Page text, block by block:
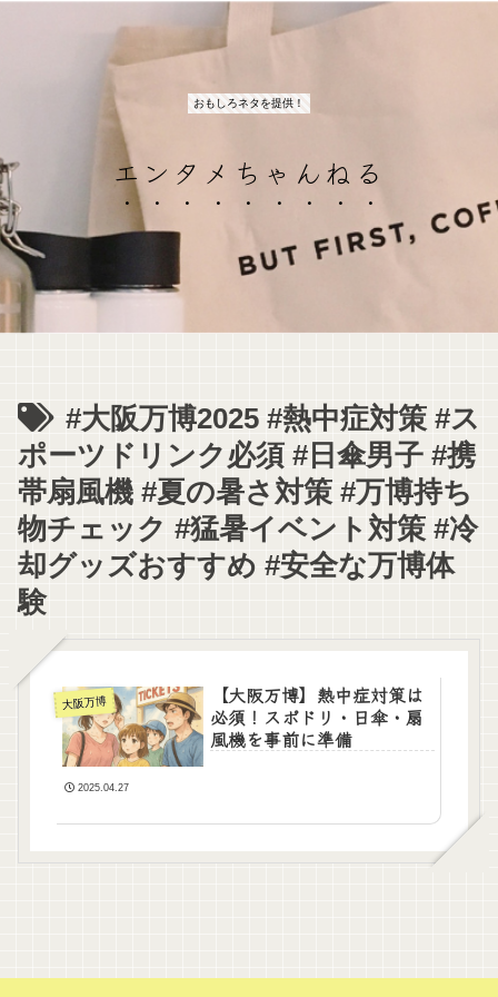
おもしろネタを提供！
エンタメちゃんねる
#大阪万博2025 #熱中症対策 #ス
ポーツドリンク必須 #日傘男子 #携
帯扇風機 #夏の暑さ対策 #万博持ち
物チェック #猛暑イベント対策 #冷
却グッズおすすめ #安全な万博体
験
大阪万博
【大阪万博】熱中症対策は
必須！スポドリ・日傘・扇
風機を事前に準備
2025.04.27